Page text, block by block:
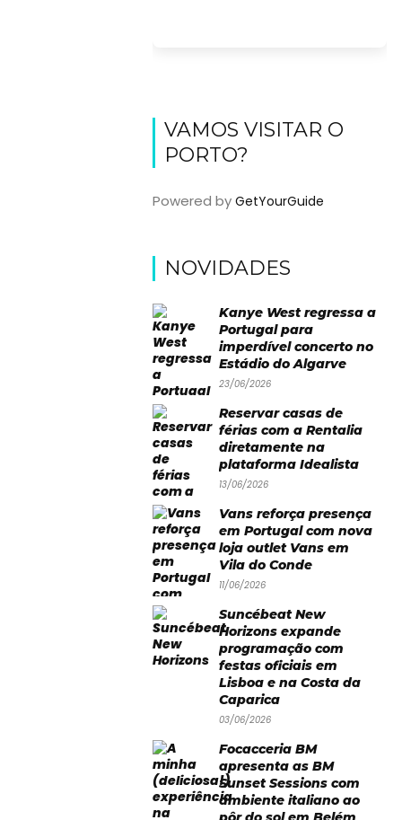
VAMOS VISITAR O
PORTO?
Powered by GetYourGuide
NOVIDADES
Kanye West regressa a
Portugal para
imperdível concerto no
Estádio do Algarve
23/06/2026
Reservar casas de
férias com a Rentalia
diretamente na
plataforma Idealista
13/06/2026
Vans reforça presença
em Portugal com nova
loja outlet Vans em
Vila do Conde
11/06/2026
Suncébeat New
Horizons expande
programação com
festas oficiais em
Lisboa e na Costa da
Caparica
03/06/2026
Focacceria BM
apresenta as BM
Sunset Sessions com
ambiente italiano ao